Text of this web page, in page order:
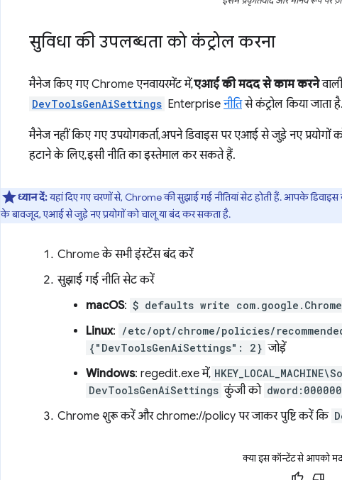
सुविधा की उपलब्धता को कंट्रोल करना
मैनेज किए गए Chrome एनवायरमेंट में,एआई की मदद से काम करने
DevToolsGenAiSettings Enterprise नीतिसे कंट्रोल किया जाता है.
मैनेज नहीं किए गए उपयोगकर्ता, अपने डिवाइस पर एआई से जुड़े नए
हटाने के लिए, इसी नीति का इस्तेमाल कर सकते हैं.
ध्यान दें:यहां दिए गए चरणों से, Chrome की सुझाई गई नीतियां सेट होती हैं. आपके
के बावजूद, एआई से जुड़े नए प्रयोगों को चालू या बंद कर सकता है.
Chrome के सभी इंस्टेंस बंद करें
सुझाई गई नीति सेट करें
macOS: $ defaults write
Linux: /etc/opt/chrome/policies/
{"DevToolsGenAiSettings": 2} जोड़ें
Windows: regedit.exe में,
DevToolsGenAiSettings कुंजी को
Chrome शुरू करें और chrome://policy पर जाकर पुष्टि करें कि
क्या इस कॉन्टेंट से आपको